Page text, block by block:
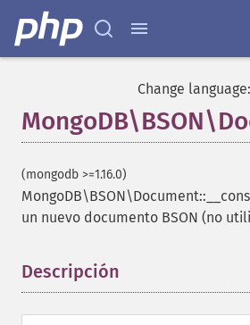
Change language:
(mongodb >=1.16.0)
un nuevo documento BSON (no
Descripción